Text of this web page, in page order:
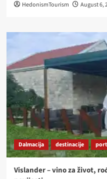
HedonismTourism August 6,
Dalmacija destinacije
Vislander – vino za život,